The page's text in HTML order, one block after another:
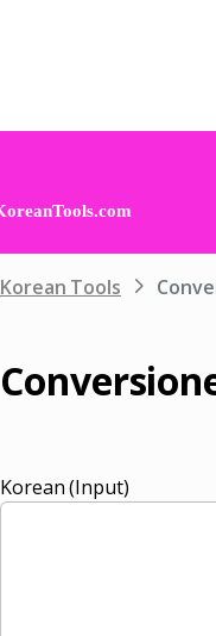
Korean Tools
Korean (Input)